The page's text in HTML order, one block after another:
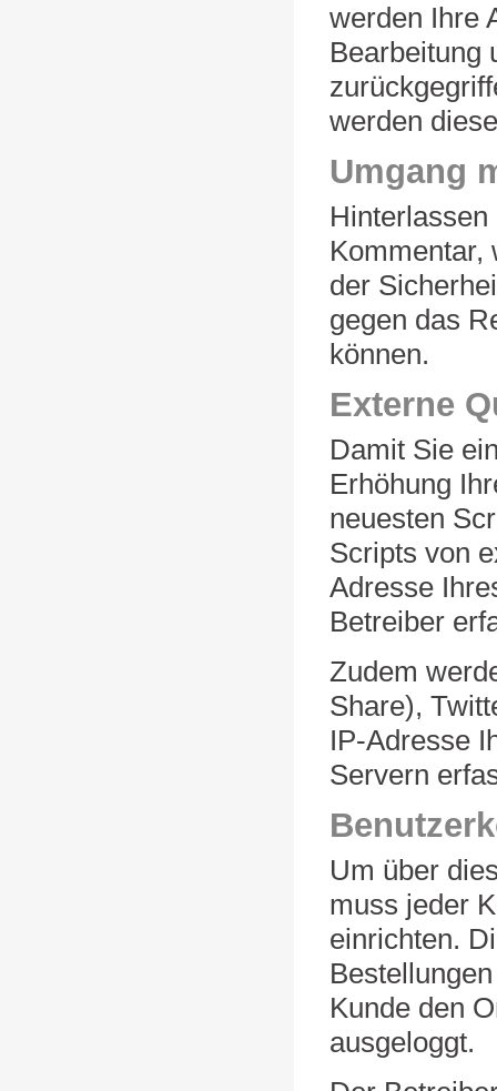
werden Ihre
Bearbeitung
werden
Umgang
Kommentar,
der
gegen das
können.
Externe
Damit Sie
Erhöhung
neuesten
Scripts von
Adresse
Betreiber
Zudem
Share),
IP-Adresse
Servern
Um über
muss jeder
einrichten.
Kunde den
ausgeloggt.